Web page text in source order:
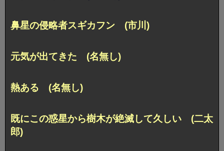
鼻星の侵略者スギカフン (市川)
元気が出てきた (名無し)
熱ある (名無し)
既にこの惑星から樹木が絶滅して久しい (二太
郎)